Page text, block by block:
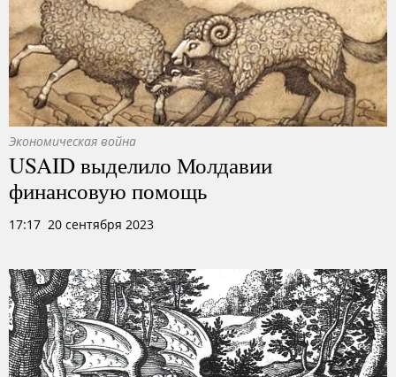
Экономическая война
USAID выделило Молдавии
финансовую помощь
17:17 20 сентября 2023